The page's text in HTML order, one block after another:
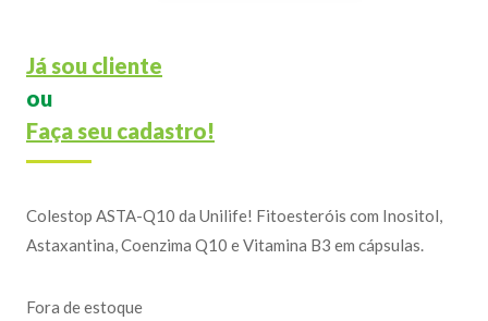
Já sou cliente
ou
Faça seu cadastro!
Colestop ASTA-Q10 da Unilife! Fitoesteróis com Inositol,
Astaxantina, Coenzima Q10 e Vitamina B3 em cápsulas.
Fora de estoque